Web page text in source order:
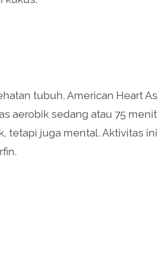
tubuh. American Heart
aerobik sedang atau 75
tetapi juga mental. Aktivitas